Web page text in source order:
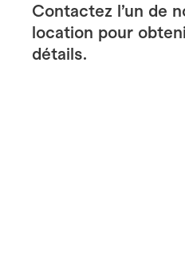
Contactez l’un de
location pour
détails.